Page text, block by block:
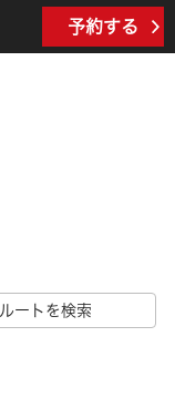
予約する
ルートを検索